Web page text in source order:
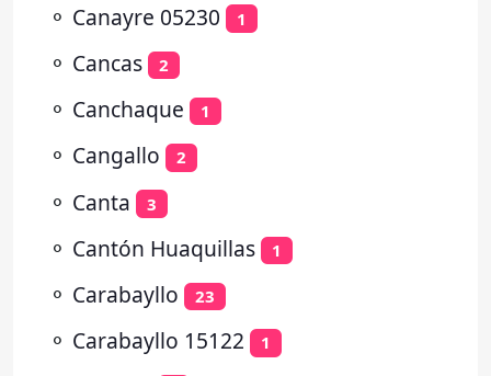
⚬ Canayre 05230 1
⚬ Cancas 2
⚬ Canchaque 1
⚬ Cangallo 2
⚬ Canta 3
⚬ Cantón Huaquillas 1
⚬ Carabayllo 23
⚬ Carabayllo 15122 1